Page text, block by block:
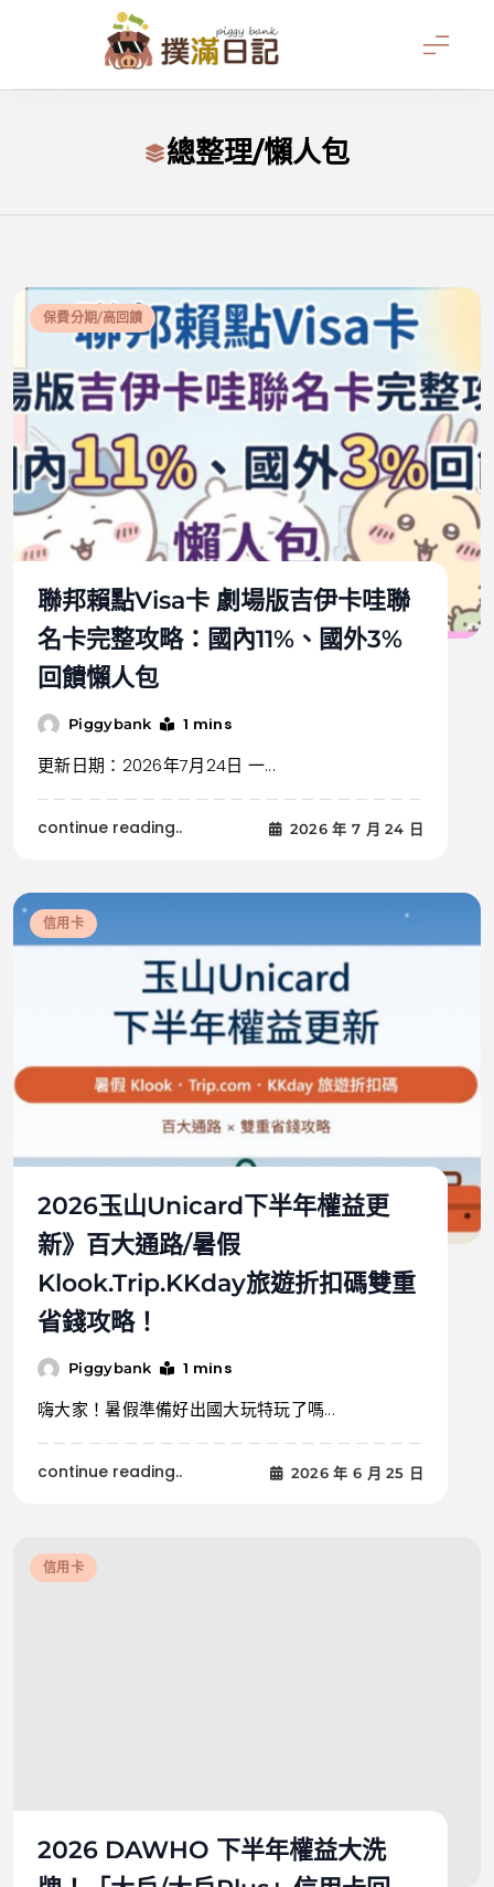
撲滿日記
總整理/懶人包
保費分期/高回饋
聯邦賴點Visa卡 劇場版吉伊卡哇聯
名卡完整攻略：國內11%、國外3%
回饋懶人包
Piggybank 1 mins
更新日期：2026年7月24日 一...
continue reading.. 2026 年 7 月 24 日
信用卡
2026玉山Unicard下半年權益更
新》百大通路/暑假
Klook.Trip.KKday旅遊折扣碼雙重
省錢攻略！
Piggybank 1 mins
嗨大家！暑假準備好出國大玩特玩了嗎...
continue reading.. 2026 年 6 月 25 日
信用卡
2026 DAWHO 下半年權益大洗